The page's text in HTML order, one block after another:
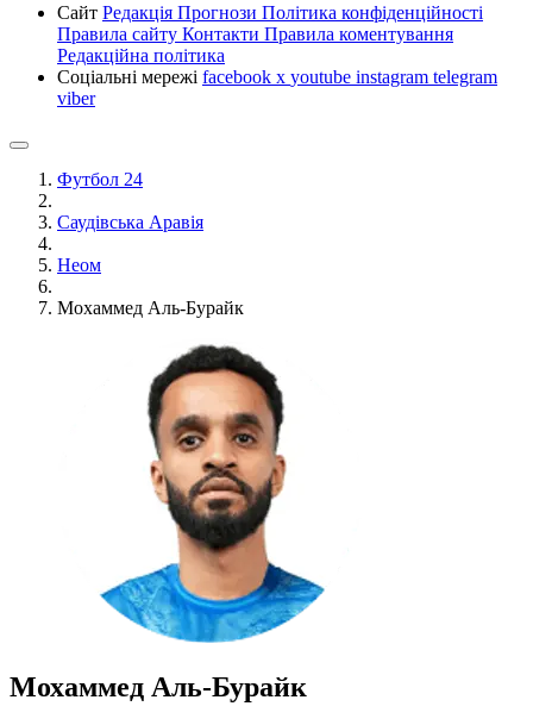
Сайт Редакція Прогнози Політика конфіденційності
Правила сайту Контакти Правила коментування
Редакційна політика
Соціальні мережі facebook x youtube instagram telegram
viber
Футбол 24
Саудівська Аравія
Неом
Мохаммед Аль-Бурайк
Мохаммед Аль-Бурайк